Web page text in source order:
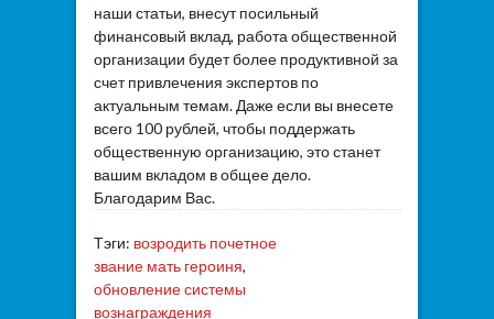
наши статьи, внесут посильный
финансовый вклад, работа общественной
организации будет более продуктивной за
счет привлечения экспертов по
актуальным темам. Даже если вы внесете
всего 100 рублей, чтобы поддержать
общественную организацию, это станет
вашим вкладом в общее дело.
Благодарим Вас.
Тэги: возродить почетное
звание мать героиня,
обновление системы
вознаграждения